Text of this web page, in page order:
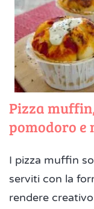
Pizza
pomodoro e
I pizza muffin
serviti con la
rendere